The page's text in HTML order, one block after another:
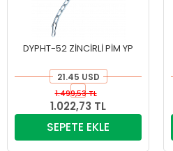
DYPHT-52 ZİNCİRLİ PİM YP
21.45 USD
1.022,73 TL
1.499,53 TL
SEPETE EKLE